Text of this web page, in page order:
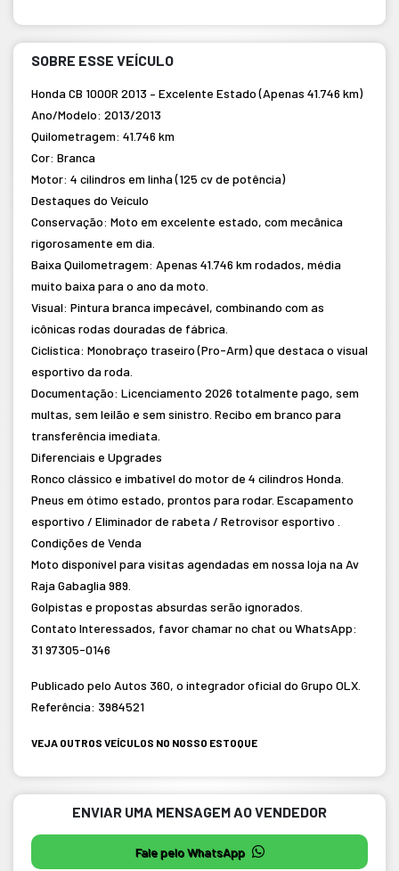
SOBRE ESSE VEÍCULO
Honda CB 1000R 2013 – Excelente Estado (Apenas 41.746 km)
Ano/Modelo: 2013/2013
Quilometragem: 41.746 km
Cor: Branca
Motor: 4 cilindros em linha (125 cv de potência)
Destaques do Veículo
Conservação: Moto em excelente estado, com mecânica
rigorosamente em dia.
Baixa Quilometragem: Apenas 41.746 km rodados, média
muito baixa para o ano da moto.
Visual: Pintura branca impecável, combinando com as
icônicas rodas douradas de fábrica.
Ciclística: Monobraço traseiro (Pro-Arm) que destaca o visual
esportivo da roda.
Documentação: Licenciamento 2026 totalmente pago, sem
multas, sem leilão e sem sinistro. Recibo em branco para
transferência imediata.
Diferenciais e Upgrades
Ronco clássico e imbatível do motor de 4 cilindros Honda.
Pneus em ótimo estado, prontos para rodar. Escapamento
esportivo / Eliminador de rabeta / Retrovisor esportivo .
Condições de Venda
Moto disponível para visitas agendadas em nossa loja na Av
Raja Gabaglia 989.
Golpistas e propostas absurdas serão ignorados.
Contato Interessados, favor chamar no chat ou WhatsApp:
31 97305-0146
Publicado pelo Autos 360, o integrador oficial do Grupo OLX.
Referência: 3984521
VEJA OUTROS VEÍCULOS NO NOSSO ESTOQUE
ENVIAR UMA MENSAGEM AO VENDEDOR
Fale pelo WhatsApp